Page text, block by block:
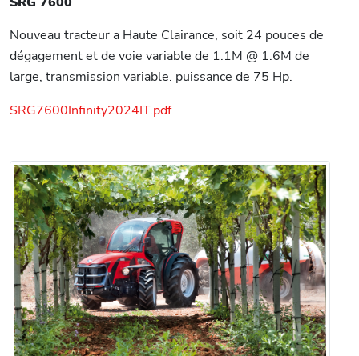
Nouveau tracteur a Haute Clairance, soit 24 pouces de
dégagement et de voie variable de 1.1M @ 1.6M de
large, transmission variable. puissance de 75 Hp.
SRG7600Infinity2024IT.pdf